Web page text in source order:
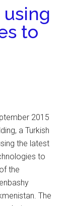
to
2015
a Turkish
the latest
to
the
The